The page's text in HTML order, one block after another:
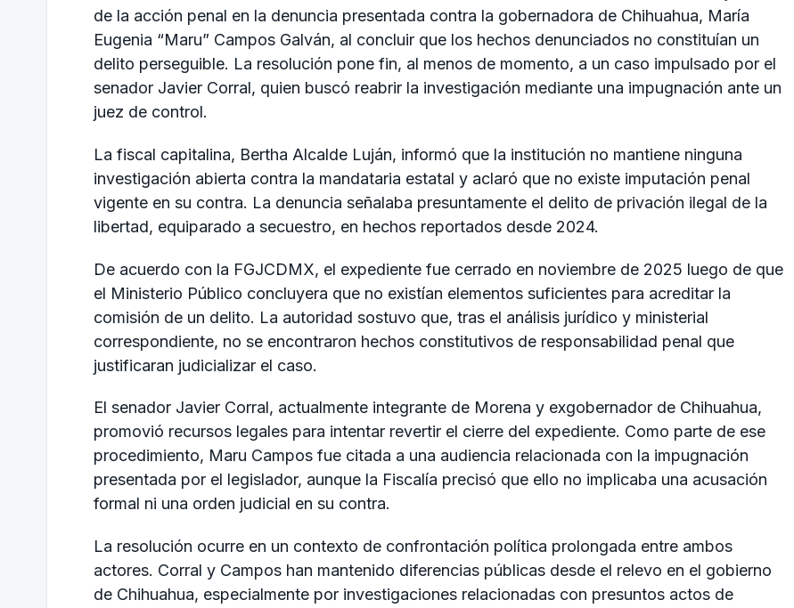
de la acción penal en la denuncia presentada contra la gobernadora de Chihuahua, María
Eugenia “Maru” Campos Galván, al concluir que los hechos denunciados no constituían un
delito perseguible. La resolución pone fin, al menos de momento, a un caso impulsado por el
senador Javier Corral, quien buscó reabrir la investigación mediante una impugnación ante un
juez de control.
La fiscal capitalina, Bertha Alcalde Luján, informó que la institución no mantiene ninguna
investigación abierta contra la mandataria estatal y aclaró que no existe imputación penal
vigente en su contra. La denuncia señalaba presuntamente el delito de privación ilegal de la
libertad, equiparado a secuestro, en hechos reportados desde 2024.
De acuerdo con la FGJCDMX, el expediente fue cerrado en noviembre de 2025 luego de que
el Ministerio Público concluyera que no existían elementos suficientes para acreditar la
comisión de un delito. La autoridad sostuvo que, tras el análisis jurídico y ministerial
correspondiente, no se encontraron hechos constitutivos de responsabilidad penal que
justificaran judicializar el caso.
El senador Javier Corral, actualmente integrante de Morena y exgobernador de Chihuahua,
promovió recursos legales para intentar revertir el cierre del expediente. Como parte de ese
procedimiento, Maru Campos fue citada a una audiencia relacionada con la impugnación
presentada por el legislador, aunque la Fiscalía precisó que ello no implicaba una acusación
formal ni una orden judicial en su contra.
La resolución ocurre en un contexto de confrontación política prolongada entre ambos
actores. Corral y Campos han mantenido diferencias públicas desde el relevo en el gobierno
de Chihuahua, especialmente por investigaciones relacionadas con presuntos actos de